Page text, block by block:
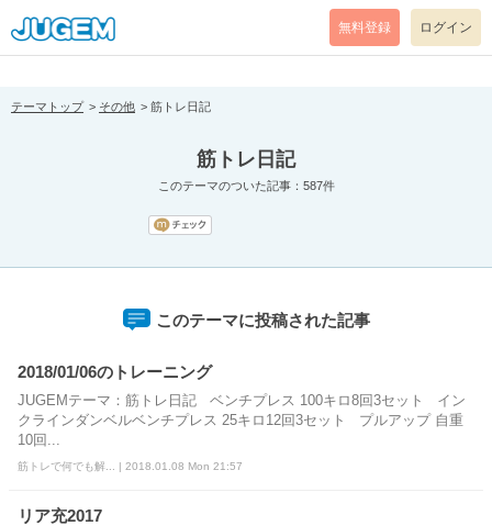
[pear_error: message="Success" code=0 mode=return level=notice
prefix="" info=""]
無料登録 ログイン
テーマトップ その他 筋トレ日記
筋トレ日記
このテーマのついた記事：587件
このテーマに投稿された記事
2018/01/06のトレーニング
JUGEMテーマ：筋トレ日記 ベンチプレス 100キロ8回3セット イン
クラインダンベルベンチプレス 25キロ12回3セット プルアップ 自重
10回...
筋トレで何でも解... | 2018.01.08 Mon 21:57
リア充2017